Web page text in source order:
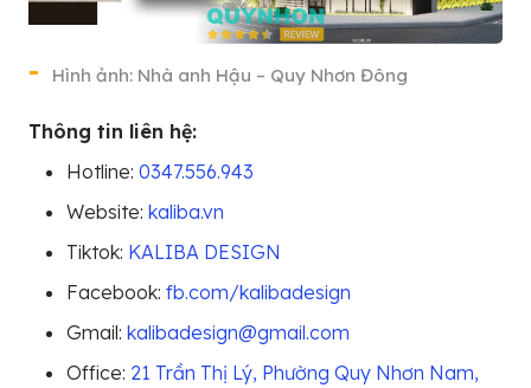
Hình ảnh: Nhà anh Hậu – Quy Nhơn Đông
Thông tin liên hệ:
Hotline: 0347.556.943
Website: kaliba.vn
Tiktok: KALIBA DESIGN
Facebook: fb.com/kalibadesign
Gmail: kalibadesign@gmail.com
Office: 21 Trần Thị Lý, Phường Quy Nhơn Nam,